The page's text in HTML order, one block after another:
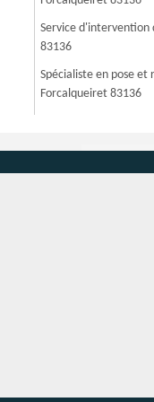
Service
83136
Spécialiste en pose
Forcalqueiret 83136